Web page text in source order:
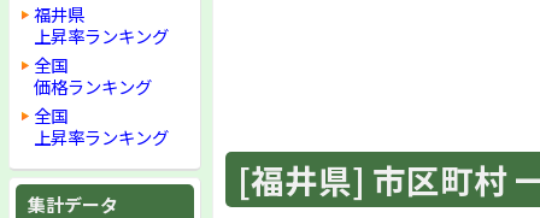
福井県
上昇率ランキング
全国
価格ランキング
全国
上昇率ランキング
集計データ
[福井県] 市区町村